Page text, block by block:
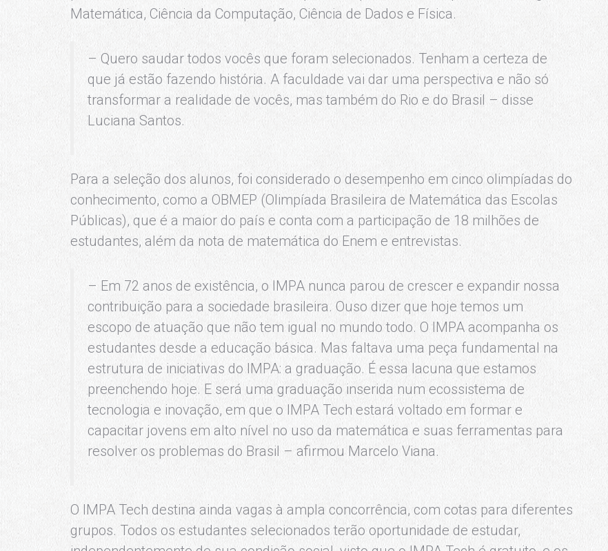
Matemática, Ciência da Computação, Ciência de Dados e Física.
– Quero saudar todos vocês que foram selecionados. Tenham a certeza de
que já estão fazendo história. A faculdade vai dar uma perspectiva e não só
transformar a realidade de vocês, mas também do Rio e do Brasil – disse
Luciana Santos.
Para a seleção dos alunos, foi considerado o desempenho em cinco olimpíadas do
conhecimento, como a OBMEP (Olimpíada Brasileira de Matemática das Escolas
Públicas), que é a maior do país e conta com a participação de 18 milhões de
estudantes, além da nota de matemática do Enem e entrevistas.
– Em 72 anos de existência, o IMPA nunca parou de crescer e expandir nossa
contribuição para a sociedade brasileira. Ouso dizer que hoje temos um
escopo de atuação que não tem igual no mundo todo. O IMPA acompanha os
estudantes desde a educação básica. Mas faltava uma peça fundamental na
estrutura de iniciativas do IMPA: a graduação. É essa lacuna que estamos
preenchendo hoje. E será uma graduação inserida num ecossistema de
tecnologia e inovação, em que o IMPA Tech estará voltado em formar e
capacitar jovens em alto nível no uso da matemática e suas ferramentas para
resolver os problemas do Brasil – afirmou Marcelo Viana.
O IMPA Tech destina ainda vagas à ampla concorrência, com cotas para diferentes
grupos. Todos os estudantes selecionados terão oportunidade de estudar,